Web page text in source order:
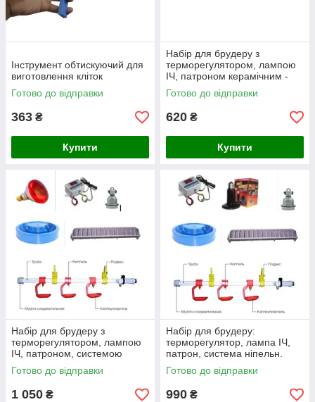
Інструмент обтискуючий для
виготовлення кліток
Готово до відправки
363 ₴
Купити
Набір для брудеру з
терморегулятором, лампою
ІЧ, патроном керамічним -
№1
Готово до відправки
620 ₴
Купити
Набір для брудеру з
терморегулятором, лампою
ІЧ, патроном, системою
напування, годівницею,
поїлкою вак. - №3
Готово до відправки
1 050 ₴
Набір для брудеру:
терморегулятор, лампа ІЧ,
патрон, система ніпельн.
напування, годівниця, поїлка
під банку - №4
Готово до відправки
990 ₴